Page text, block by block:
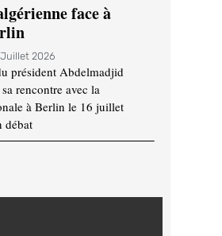
face à
2026
président Abdelmadjid
rencontre avec la
à Berlin le 16 juillet
débat